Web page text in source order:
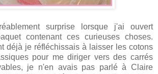
surprise lorsque j'ai ouvert
contenant ces curieuses choses.
déjà je réfléchissais à laisser les cotons
pour me diriger vers des carrés
je n'en avais pas parlé à Claire